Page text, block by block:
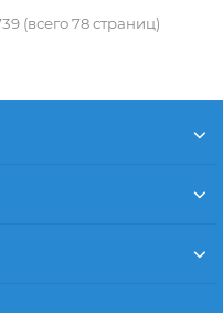
(всего 78 страниц)